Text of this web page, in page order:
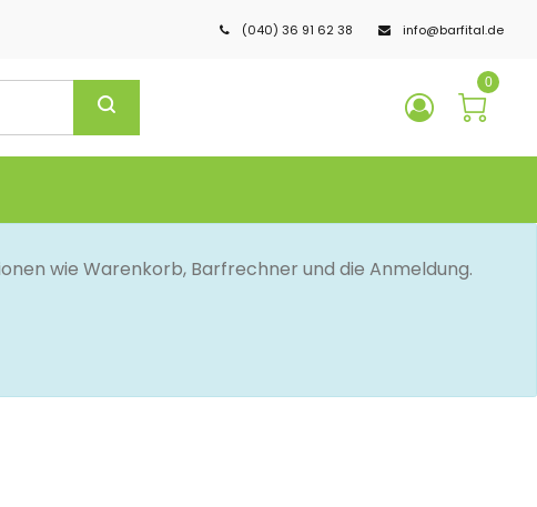
(040) 36 91 62 38 info@barfital.de
0
wie Warenkorb, Barfrechner und die Anmeldung.